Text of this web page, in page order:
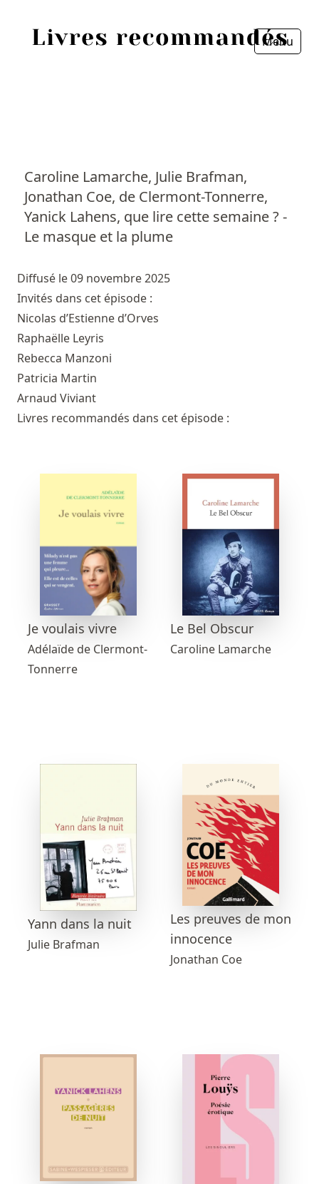
Menu
Caroline Lamarche, Julie Brafman,
Jonathan Coe, de Clermont-Tonnerre,
Yanick Lahens, que lire cette semaine ? -
Le masque et la plume
Diffusé le 09 novembre 2025
Invités dans cet épisode :
Nicolas d’Estienne d’Orves
Raphaëlle Leyris
Rebecca Manzoni
Patricia Martin
Arnaud Viviant
Livres recommandés dans cet épisode :
Je voulais vivre
Adélaïde de Clermont-
Tonnerre
Le Bel Obscur
Caroline Lamarche
Yann dans la nuit
Julie Brafman
Les preuves de mon
innocence
Jonathan Coe
Personnes
Livres
Livres les plus recommandés
Prix littéraires
Fermer